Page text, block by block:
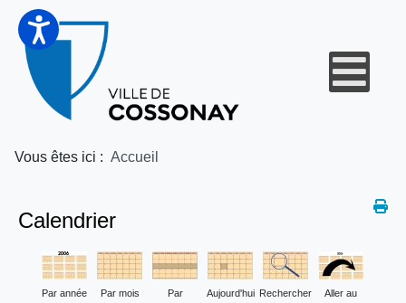
Vous êtes ici : Accueil
Calendrier
Par année Par mois Par Aujourd'hui Rechercher Aller au